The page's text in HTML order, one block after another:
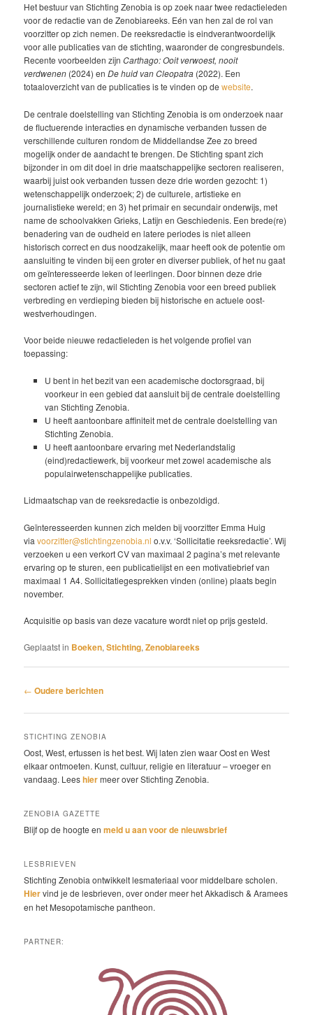
Het bestuur van Stichting Zenobia is op zoek naar twee redactieleden
voor de redactie van de Zenobiareeks. Eén van hen zal de rol van
voorzitter op zich nemen. De reeksredactie is eindverantwoordelijk
voor alle publicaties van de stichting, waaronder de congresbundels.
Recente voorbeelden zijnCarthago: Ooit verwoest, nooit
verdwenen (2024) enDe huid van Cleopatra (2022). Een
totaaloverzicht van de publicaties is te vinden op dewebsite.
De centrale doelstelling van Stichting Zenobia is om onderzoek naar
de fluctuerende interacties en dynamische verbanden tussen de
verschillende culturen rondom de Middellandse Zee zo breed
mogelijk onder de aandacht te brengen. De Stichting spant zich
bijzonder in om dit doel in drie maatschappelijke sectoren realiseren,
waarbij juist ook verbanden tussen deze drie worden gezocht: 1)
wetenschappelijk onderzoek; 2) de culturele, artistieke en
journalistieke wereld; en 3) het primair en secundair onderwijs, met
name de schoolvakken Grieks, Latijn en Geschiedenis. Een brede(re)
benadering van de oudheid en latere periodes is niet alleen
historisch correct en dus noodzakelijk, maar heeft ook de potentie om
aansluiting te vinden bij een groter en diverser publiek, of het nu gaat
om geïnteresseerde leken of leerlingen. Door binnen deze drie
sectoren actief te zijn, wil Stichting Zenobia voor een breed publiek
verbreding en verdieping bieden bij historische en actuele oost-
westverhoudingen.
Voor beide nieuwe redactieleden is het volgende profiel van
toepassing:
U bent in het bezit van een academische doctorsgraad, bij
voorkeur in een gebied dat aansluit bij de centrale doelstelling
van Stichting Zenobia.
U heeft aantoonbare affiniteit met de centrale doelstelling van
Stichting Zenobia.
U heeft aantoonbare ervaring met Nederlandstalig
(eind)redactiewerk, bij voorkeur met zowel academische als
populairwetenschappelijke publicaties.
Lidmaatschap van de reeksredactie is onbezoldigd.
Geïnteresseerden kunnen zich melden bij voorzitter Emma Huig
viavoorzitter@stichtingzenobia.nl o.v.v. ‘Sollicitatie reeksredactie’. Wij
verzoeken u een verkort CV van maximaal 2 pagina’s met relevante
ervaring op te sturen, een publicatielijst en een motivatiebrief van
maximaal 1 A4. Sollicitatiegesprekken vinden (online) plaats begin
november.
Acquisitie op basis van deze vacature wordt niet op prijs gesteld.
Geplaatst in Boeken,Stichting,Zenobiareeks
Bericht
← Oudere berichten
STICHTING ZENOBIA
Oost, West, ertussen is het best. Wij laten zien waar Oost en West
elkaar ontmoeten. Kunst, cultuur, religie en literatuur – vroeger en
vandaag. Leeshiermeer over Stichting Zenobia.
ZENOBIA GAZETTE
Blijf op de hoogte enmeld u aan voor de nieuwsbrief
LESBRIEVEN
Stichting Zenobia ontwikkelt lesmateriaal voor middelbare scholen.
Hiervind je de lesbrieven, over onder meer het Akkadisch & Aramees
en het Mesopotamische pantheon.
PARTNER: